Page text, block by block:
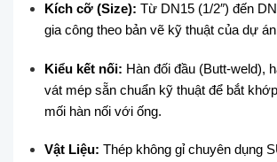
Kích cỡ (Size): Từ DN15 (1/2″) đến
gia công theo bản vẽ kỹ thuật của dự
Kiểu kết nối: Hàn đối đầu (Butt-weld),
vát mép sẵn chuẩn kỹ thuật để bắt
mối hàn nối với ống.
Vật Liệu: Thép không gỉ chuyên dụng